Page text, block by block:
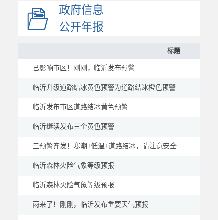
应急管理
应急救援
预警信息
救援信息
国资国企
建议提案
公示公告
政府信息
公开年报
标题
已影响市区！刚刚，临沂发布预警
临沂升级道路结冰黄色预警为道路结冰橙色预警
临沂发布市区道路结冰黄色预警
临沂继续发布三个黄色预警
三预警齐发！寒潮+低温+道路结冰，请注意安全
临沂森林火险气象等级预报
临沂森林火险气象等级预报
雨来了！刚刚，临沂发布重要天气预报